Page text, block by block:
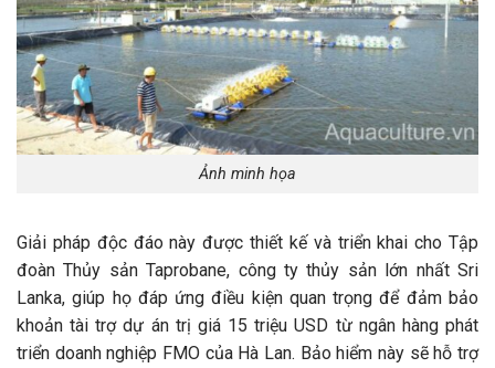
Ảnh minh họa
Giải pháp độc đáo này được thiết kế và triển khai cho Tập
đoàn Thủy sản Taprobane, công ty thủy sản lớn nhất Sri
Lanka, giúp họ đáp ứng điều kiện quan trọng để đảm bảo
khoản tài trợ dự án trị giá 15 triệu USD từ ngân hàng phát
triển doanh nghiệp FMO của Hà Lan. Bảo hiểm này sẽ hỗ trợ